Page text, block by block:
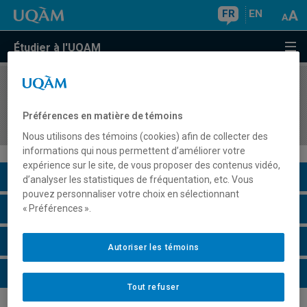
FR EN
Étudier à l'UQAM
COURS//
culturelles
Description du cours
Horaire - Été 2026
Horaire - Automne 2026
Horaire - Hiver 2027
Préférences en matière de témoins
Nous utilisons des témoins (cookies) afin de collecter des
informations qui nous permettent d’améliorer votre
expérience sur le site, de vous proposer des contenus vidéo,
d’analyser les statistiques de fréquentation, etc. Vous
pouvez personnaliser votre choix en sélectionnant
« Préférences ».
Tout refuser
Autoriser les témoins